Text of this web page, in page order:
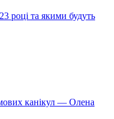
році та якими будуть
канікул — Олена